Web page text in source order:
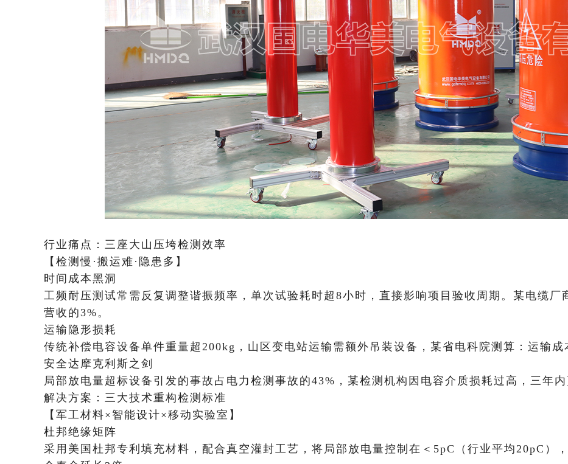
行业痛点：三座大山压垮检测效率
【检测慢·搬运难·隐患多】
​时间成本黑洞
工频耐压测试常需反复调整谐振频率，单次试验耗时超8小时，直接影响项目验收周期。某电缆厂
营收的3%。
​运输隐形损耗
传统补偿电容设备单件重量超200kg，山区变电站运输需额外吊装设备，某省电科院测算：运输成
​安全达摩克利斯之剑
局部放电量超标设备引发的事故占电力检测事故的43%，某检测机构因电容介质损耗过高，三年内
解决方案：三大技术重构检测标准
【军工材料×智能设计×移动实验室】
​杜邦绝缘矩阵
采用美国杜邦专利填充材料，配合真空灌封工艺，将局部放电量控制在＜5pC（行业平均20pC）